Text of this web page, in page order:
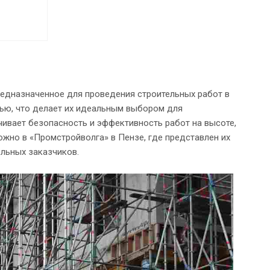
для проведения строительных работ в
что делает их идеальным выбором для
безопасность и эффективность работ на высоте,
в «Промстройволга» в Пензе, где представлен их
заказчиков.